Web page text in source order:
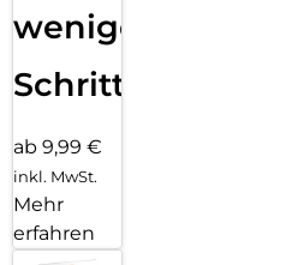
wenigen
Schritten
ab 9,99 €
inkl. MwSt.
Mehr
erfahren